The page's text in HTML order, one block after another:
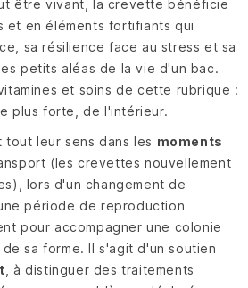
être vivant, la crevette bénéficie
et en éléments fortifiants qui
sa résilience face au stress et sa
petits aléas de la vie d'un bac.
et soins de cette rubrique :
plus forte, de l'intérieur.
leur sens dans les moments
(les crevettes nouvellement
lors d'un changement de
période de reproduction
pour accompagner une colonie
sa forme. Il s'agit d'un soutien
, à distinguer des traitements